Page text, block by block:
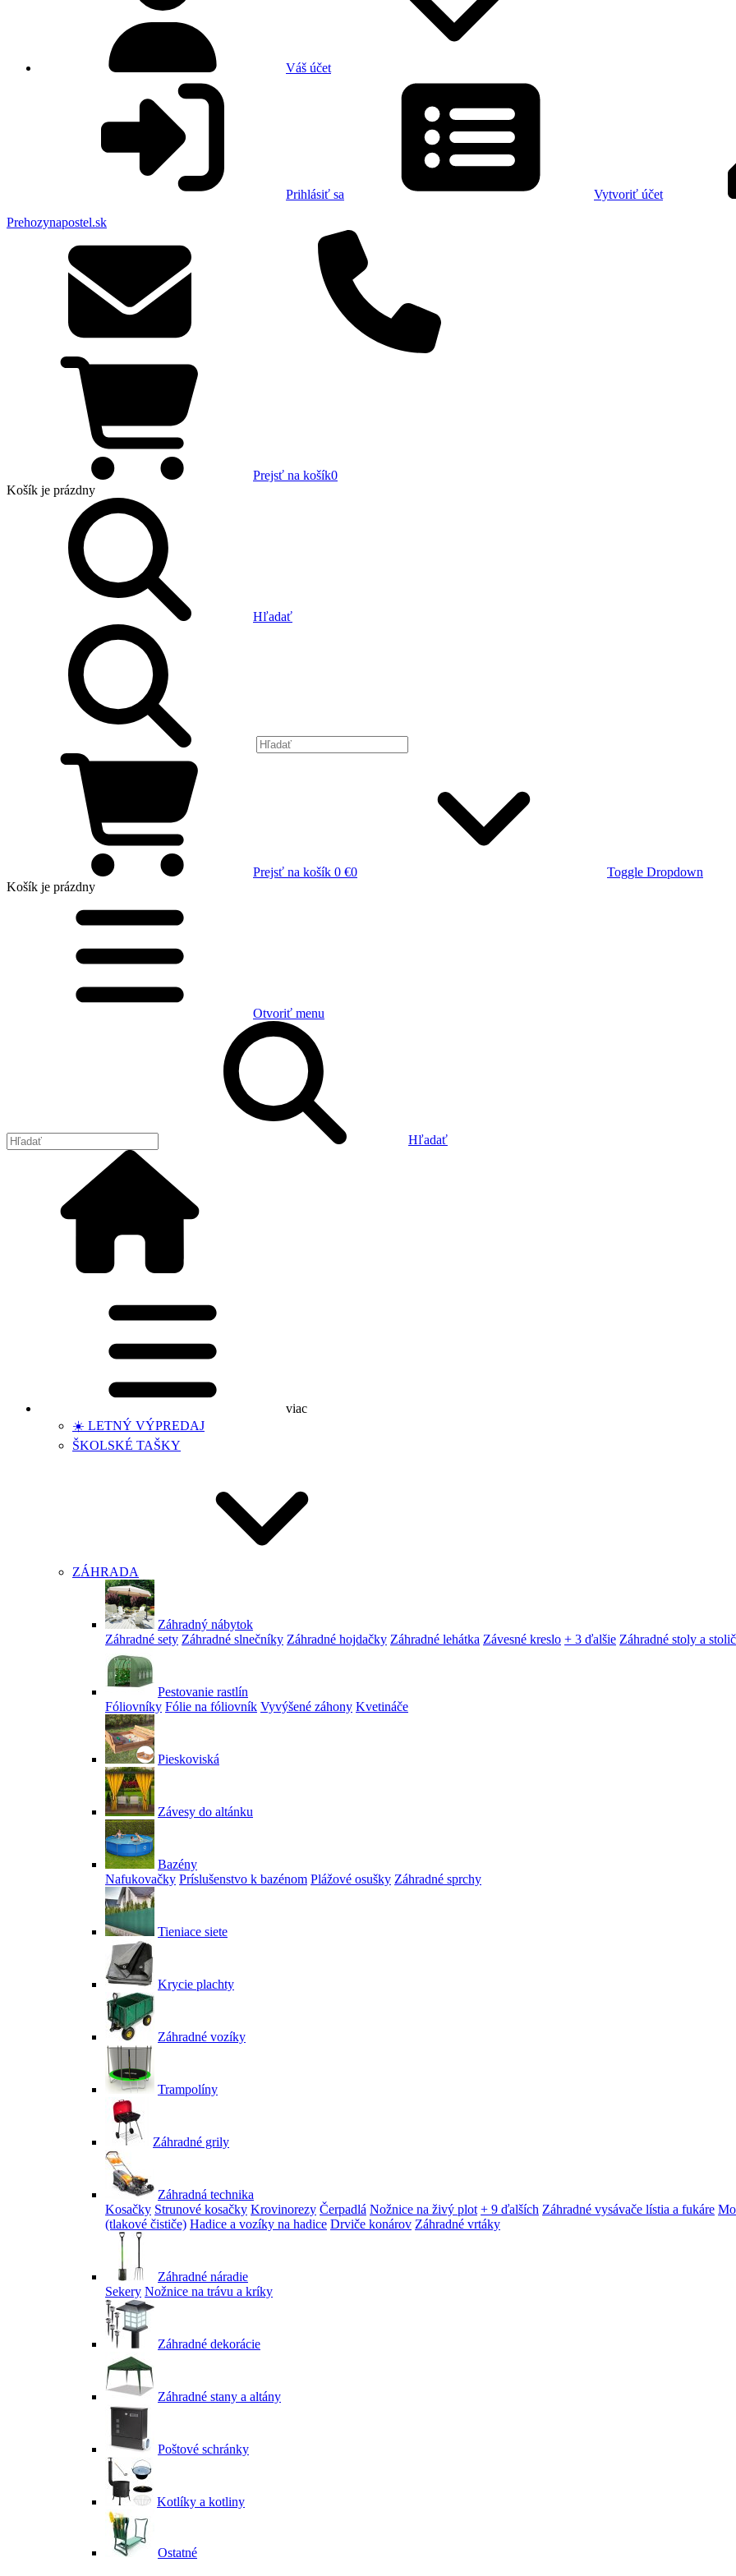
Váš účet
Prihlásiť sa Vytvoriť účet
Prehozynapostel.sk
Prejsť na košík0
Košík je prázdny
Hľadať
Prejsť na košík 0 €0
Toggle Dropdown
Košík je prázdny
Otvoriť menu
Hľadať
viac
☀️ LETNÝ VÝPREDAJ
ŠKOLSKÉ TAŠKY
ZÁHRADA
Záhradný nábytok
Záhradné sety Záhradné slnečníky Záhradné hojdačky Záhradné lehátka Závesné kreslo + 3 ďalšie Záhradné stoly a
Pestovanie rastlín
Fóliovníky Fólie na fóliovník Vyvýšené záhony Kvetináče
Pieskoviská
Závesy do altánku
Bazény
Nafukovačky Príslušenstvo k bazénom Plážové osušky Záhradné sprchy
Tieniace siete
Krycie plachty
Záhradné vozíky
Trampolíny
Záhradné grily
Záhradná technika
Kosačky Strunové kosačky Krovinorezy Čerpadlá Nožnice na živý plot + 9 ďalších Záhradné vysávače lístia a fukáre
(tlakové čističe) Hadice a vozíky na hadice Drviče konárov Záhradné vrtáky
Záhradné náradie
Sekery Nožnice na trávu a kríky
Záhradné dekorácie
Záhradné stany a altány
Poštové schránky
Kotlíky a kotliny
Ostatné